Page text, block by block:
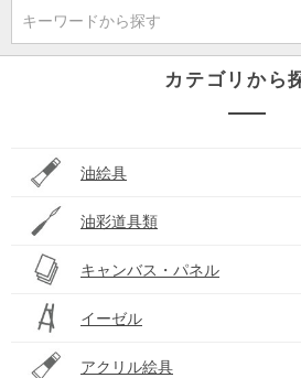
キーワードから探す
カテゴリから
油絵具
油彩道具類
キャンバス・パネル
イーゼル
アクリル絵具